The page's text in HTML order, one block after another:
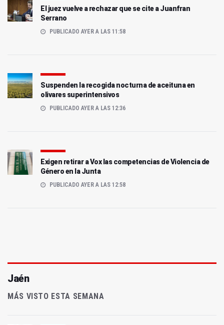
El juez vuelve a rechazar que se cite a Juanfran
Serrano
PUBLICADO AYER A LAS 11:58
Suspenden la recogida nocturna de aceituna en
olivares superintensivos
PUBLICADO AYER A LAS 12:36
Exigen retirar a Vox las competencias de Violencia de
Género en la Junta
PUBLICADO AYER A LAS 12:58
Jaén
MÁS VISTO ESTA SEMANA